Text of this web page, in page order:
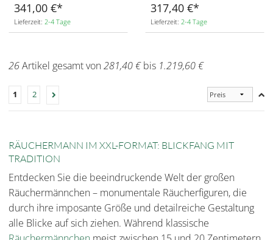
341,00 €
Lieferzeit: 2-4 Tage
317,40 €
Lieferzeit: 2-4 Tage
26Artikel gesamt von281,40 €bis 1.219,60 €
1 2
RÄUCHERMANN IM XXL-FORMAT: BLICKFANG MIT
TRADITION
Entdecken Sie die beeindruckende Welt der großen
Räuchermännchen – monumentale Räucherfiguren, die
durch ihre imposante Größe und detailreiche Gestaltung
alle Blicke auf sich ziehen. Während klassische